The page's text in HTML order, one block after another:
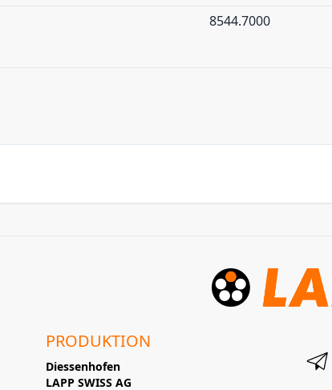
8544.7000
PRODUKTION
Diessenhofen
LAPP SWISS AG